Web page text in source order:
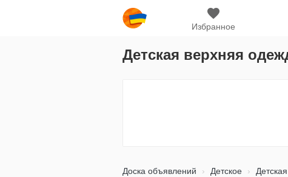
Избранное
Детская верхняя
Доска объявлений Детское